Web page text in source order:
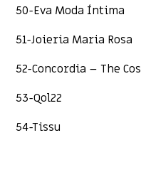
50-Eva Moda Íntima
51-Joieria Maria Rosa
52-Concordia – The
53-Qol22
54-Tissu